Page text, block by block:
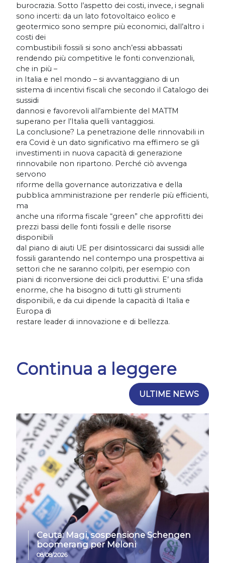
burocrazia. Sotto l’aspetto dei costi, invece, i segnali
sono incerti: da un lato fotovoltaico eolico e
geotermico sono sempre più economici, dall’altro i
costi dei
combustibili fossili si sono anch’essi abbassati
rendendo più competitive le fonti convenzionali,
che in più –
in Italia e nel mondo – si avvantaggiano di un
sistema di incentivi fiscali che secondo il Catalogo dei
sussidi
dannosi e favorevoli all’ambiente del MATTM
superano per l’Italia quelli vantaggiosi.
La conclusione? La penetrazione delle rinnovabili in
era Covid è un dato significativo ma effimero se gli
investimenti in nuova capacità di generazione
rinnovabile non ripartono. Perché ciò avvenga
servono
riforme della governance autorizzativa e della
pubblica amministrazione per renderle più efficienti,
ma
anche una riforma fiscale “green” che approfitti dei
prezzi bassi delle fonti fossili e delle risorse
disponibili
dal piano di aiuti UE per disintossicarci dai sussidi alle
fossili garantendo nel contempo una prospettiva ai
settori che ne saranno colpiti, per esempio con
piani di riconversione dei cicli produttivi. E’ una sfida
enorme, che ha bisogno di tutti gli strumenti
disponibili, e da cui dipende la capacità di Italia e
Europa di
restare leader di innovazione e di bellezza.
Continua a leggere
ULTIME NEWS
Ceuta: Magi, sospensione Schengen
boomerang per Meloni
08/08/2026